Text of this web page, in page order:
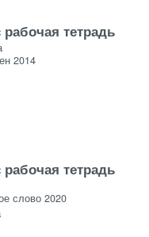
тетрадь
2014
тетрадь
слово 2020